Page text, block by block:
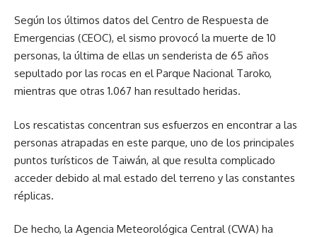
Según los últimos datos del Centro de Respuesta de
Emergencias (CEOC), el sismo provocó la muerte de 10
personas, la última de ellas un senderista de 65 años
sepultado por las rocas en el Parque Nacional Taroko,
mientras que otras 1.067 han resultado heridas.
Los rescatistas concentran sus esfuerzos en encontrar a las
personas atrapadas en este parque, uno de los principales
puntos turísticos de Taiwán, al que resulta complicado
acceder debido al mal estado del terreno y las constantes
réplicas.
De hecho, la Agencia Meteorológica Central (CWA) ha